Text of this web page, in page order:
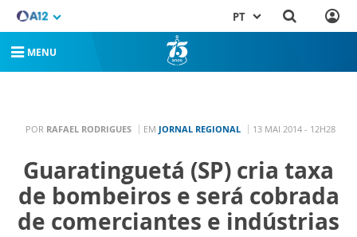
PT
MENU
POR RAFAEL RODRIGUES EM JORNAL REGIONAL 13 MAI 2014 - 12H28
Guaratinguetá (SP) cria taxa
de bombeiros e será cobrada
de comerciantes e indústrias